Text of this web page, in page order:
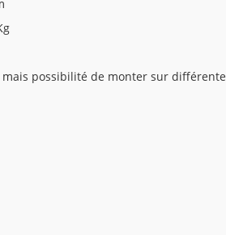
possibilité de monter sur différente